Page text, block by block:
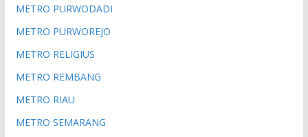
METRO PURWODADI
METRO PURWOREJO
METRO RELIGIUS
METRO REMBANG
METRO RIAU
METRO SEMARANG